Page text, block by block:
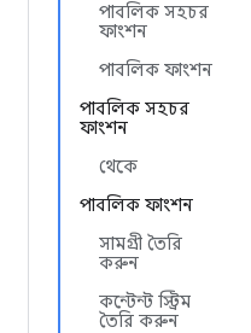
পাবলিক সহচর
ফাংশন
পাবলিক ফাংশন
পাবলিক সহচর
ফাংশন
থেকে
পাবলিক ফাংশন
সামগ্রী তৈরি
করুন
কন্টেন্ট স্ট্রিম
তৈরি করুন